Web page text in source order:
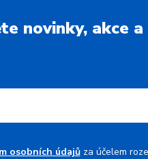
novinky, akce
osobních údajůza účelem